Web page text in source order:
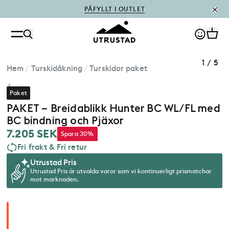
PÅFYLLT I OUTLET
Hem / Turskidåkning/Turskidor paket
Paket
1 / 5
Åsnes
PAKET – Breidablikk Hunter BC WL/FL med
BC bindning och Pjäxor
7.205 SEK Spara 30%
Fri frakt & Fri retur
Utrustad Pris
Utrustad Pris är utvalda varor som vi kontinuerligt prismatchar
mot marknaden.